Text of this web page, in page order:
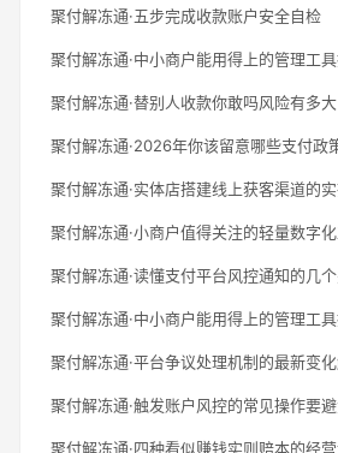
聚付解冻通·五步完成收款账户安全自检
聚付解冻通·中小商户能用得上的管理工
聚付解冻通·替别人收款你敢吗风险有多大
聚付解冻通·2026年你该留意哪些支付政
聚付解冻通·实体店搭建线上获客渠道的
聚付解冻通·小商户值得关注的轻量数字
聚付解冻通·读懂支付平台风控通知的几
聚付解冻通·中小商户能用得上的管理工
聚付解冻通·平台争议处理机制的最新变
聚付解冻通·触发账户风控的常见操作要
聚付解冻通·四种看似赚钱实则赔本的经